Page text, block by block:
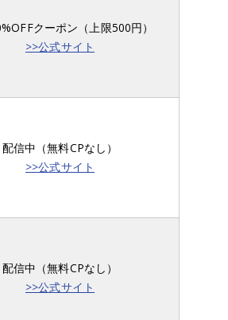
クーポン（上限500円）
>>公式サイト
配信中（無料CPなし）
>>公式サイト
配信中（無料CPなし）
>>公式サイト